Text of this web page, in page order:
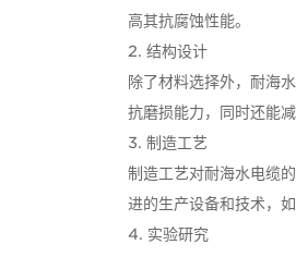
高其抗腐蚀性能。
2. 结构设计
除了材料选择外，耐海
抗磨损能力，同时还能
3. 制造工艺
制造工艺对耐海水电缆
进的生产设备和技术，
4. 实验研究